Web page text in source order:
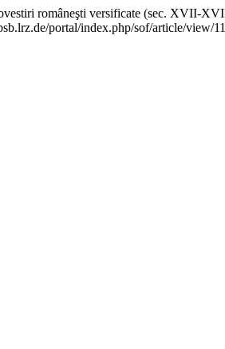
româneşti versificate (sec. XVII-
portal/index.php/sof/article/view/